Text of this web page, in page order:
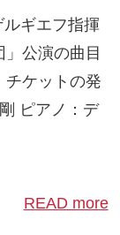
ギエフ指揮
公演の曲目
ケットの発
ピアノ：デ
READ more